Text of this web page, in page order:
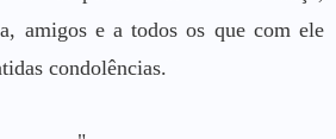
amigos e a todos os que com ele
condolências.